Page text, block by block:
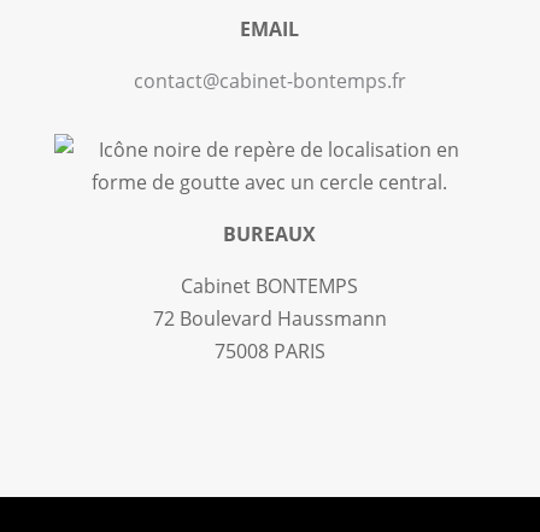
EMAIL
contact@cabinet-bontemps.fr
BUREAUX
Cabinet BONTEMPS
72 Boulevard Haussmann
75008 PARIS